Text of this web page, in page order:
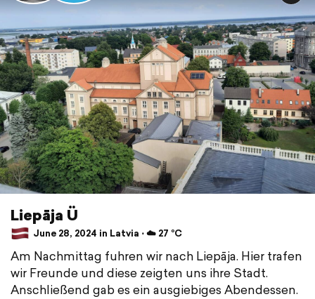
Liepāja Ü
June 28, 2024 in Latvia ⋅ ☁️ 27 °C
Am Nachmittag fuhren wir nach Liepāja. Hier trafen
wir Freunde und diese zeigten uns ihre Stadt.
Anschließend gab es ein ausgiebiges Abendessen.